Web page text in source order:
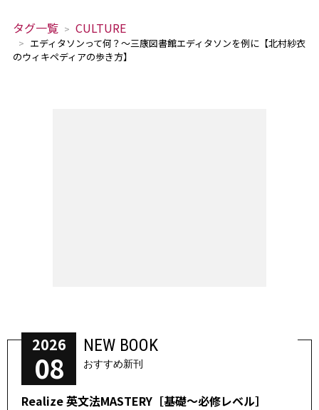
タグ一覧 CULTURE
エディタソンって何？～三康図書館エディタソンを例に【北村紗衣
のウィキペディアの歩き方】
2026
08
NEW BOOK
おすすめ新刊
Realize 英文法MASTERY［基礎～必修レベル］